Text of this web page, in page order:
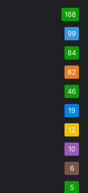
168
99
84
82
46
19
12
10
6
5